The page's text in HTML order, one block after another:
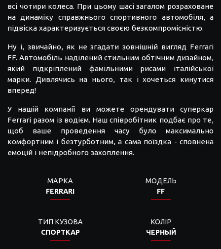
всі чотири колеса. При цьому шасі загалом розраховане
на динаміку справжнього спортивного автомобіля, а
підвіска характеризується своєю безкомпромісністю.
Ну і, звичайно, як не згадати зовнішній вигляд Ferrari
FF. Автомобіль наділений стильним обтічним дизайном,
який підкріплений фамільними рисами італійської
марки. Дивлячись на нього, так і хочеться кинутися
вперед!
У нашій компанії ви можете орендувати суперкар
Ferrari разом із водієм. Наш співробітник подбає про те,
щоб ваше проведення часу було максимально
комфортним і безтурботним, а сама поїздка - сповнена
емоцій і непідробного захоплення.
МАРКА
FERRARI
МОДЕЛЬ
FF
ТИП КУЗОВА
СПОРТКАР
КОЛІР
ЧЕРНЫЙ